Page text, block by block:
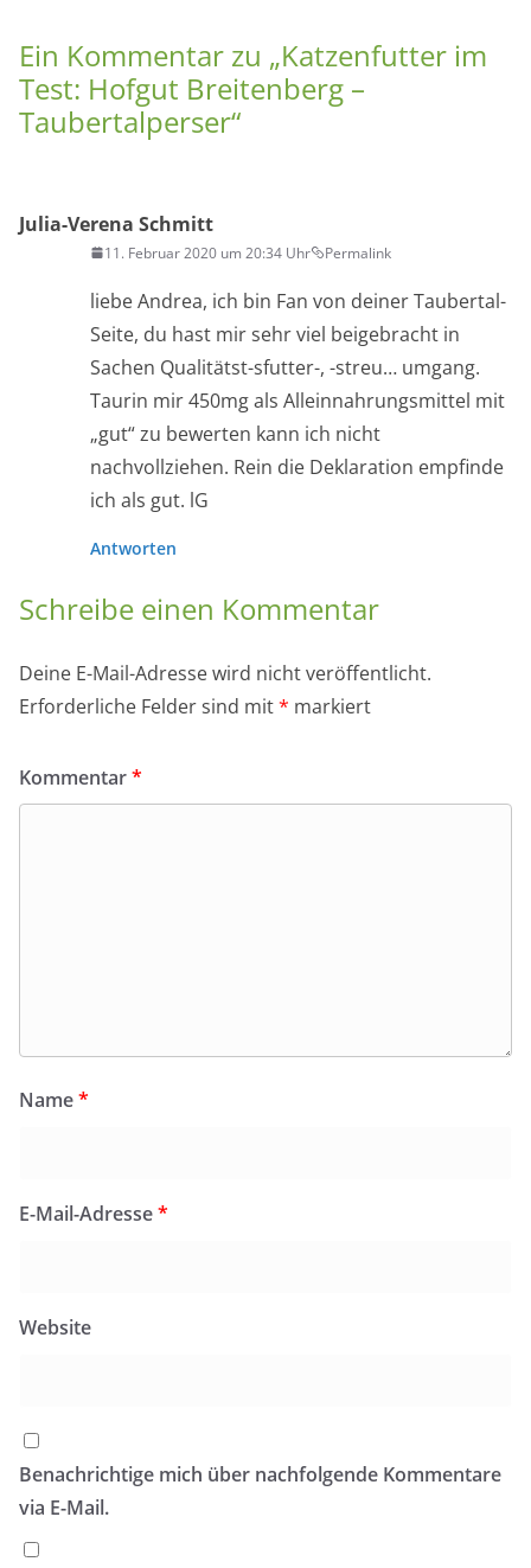
Ein Kommentar zu „Katzenfutter im
Test: Hofgut Breitenberg –
Taubertalperser“
Julia-Verena Schmitt
11. Februar 2020 um 20:34 Uhr Permalink
liebe Andrea, ich bin Fan von deiner Taubertal-
Seite, du hast mir sehr viel beigebracht in
Sachen Qualitätst-sfutter-, -streu… umgang.
Taurin mir 450mg als Alleinnahrungsmittel mit
„gut“ zu bewerten kann ich nicht
nachvollziehen. Rein die Deklaration empfinde
ich als gut. lG
Antworten
Schreibe einen Kommentar
Deine E-Mail-Adresse wird nicht veröffentlicht.
Erforderliche Felder sind mit* markiert
Kommentar*
Name*
E-Mail-Adresse*
Website
Benachrichtige mich über nachfolgende Kommentare
via E-Mail.